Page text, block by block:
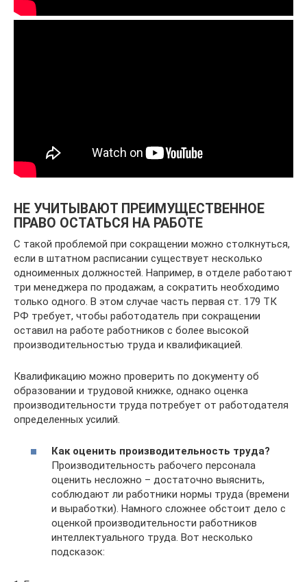
НЕ УЧИТЫВАЮТ ПРЕИМУЩЕСТВЕННОЕ
ПРАВО ОСТАТЬСЯ НА РАБОТЕ
С такой проблемой при сокращении можно столкнуться,
если в штатном расписании существует несколько
одноименных должностей. Например, в отделе работают
три менеджера по продажам, а сократить необходимо
только одного. В этом случае часть первая ст. 179 ТК
РФ требует, чтобы работодатель при сокращении
оставил на работе работников с более высокой
производительностью труда и квалификацией.
Квалификацию можно проверить по документу об
образовании и трудовой книжке, однако оценка
производительности труда потребует от работодателя
определенных усилий.
Как оценить производительность труда?
Производительность рабочего персонала
оценить несложно – достаточно выяснить,
соблюдают ли работники нормы труда (времени
и выработки). Намного сложнее обстоит дело с
оценкой производительности работников
интеллектуального труда. Вот несколько
подсказок: